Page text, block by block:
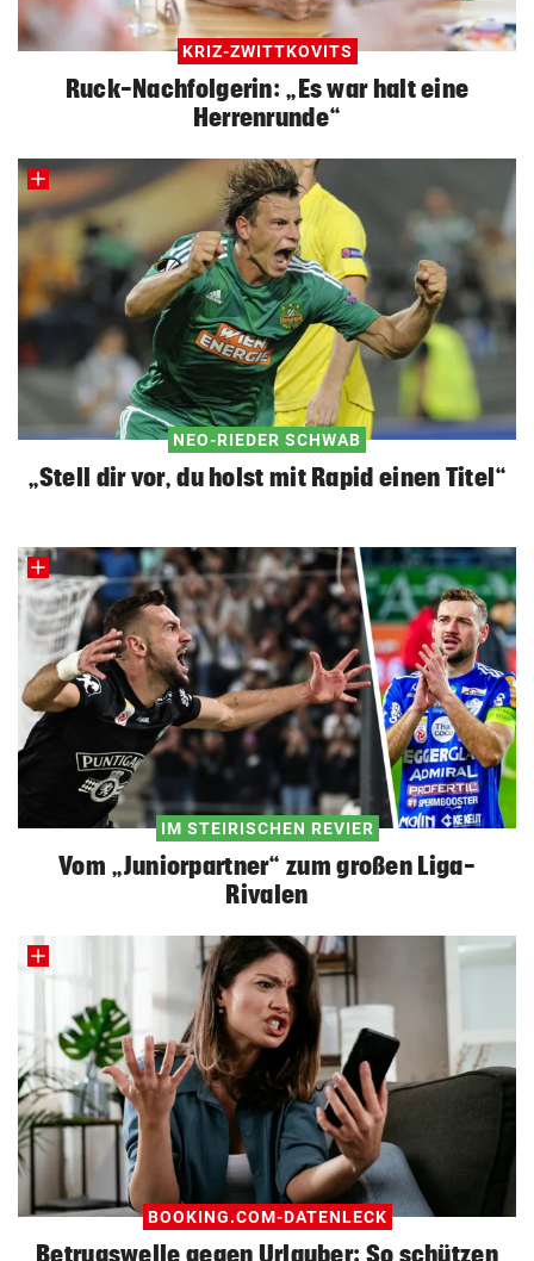
KRIZ-ZWITTKOVITS
Ruck-Nachfolgerin: „Es war halt eine
Herrenrunde“
NEO-RIEDER SCHWAB
„Stell dir vor, du holst mit Rapid einen Titel“
IM STEIRISCHEN REVIER
Vom „Juniorpartner“ zum großen Liga-
Rivalen
BOOKING.COM-DATENLECK
Betrugswelle gegen Urlauber: So schützen